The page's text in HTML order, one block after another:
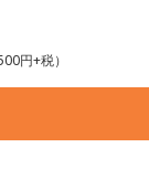
円+税）